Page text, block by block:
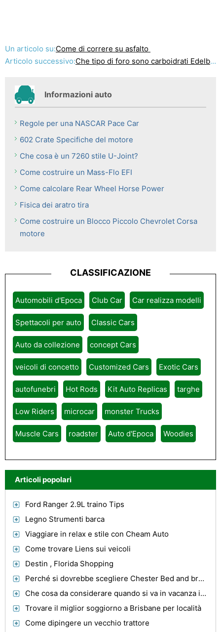
Un articolo su:Come di correre su asfalto
Articolo successivo:Che tipo di foro sono carboidrati Edelbrock?
Informazioni auto
Regole per una NASCAR Pace Car
602 Crate Specifiche del motore
Che cosa è un 7260 stile U-Joint?
Come costruire un Mass-Flo EFI
Come calcolare Rear Wheel Horse Power
Fisica dei aratro tira
Come costruire un Blocco Piccolo Chevrolet Corsa
motore
CLASSIFICAZIONE
Automobili d'Epoca Club Car Car realizza modelli
Spettacoli per auto Classic Cars
Auto da collezione concept Cars
veicoli di concetto Customized Cars Exotic Cars
autofunebri Hot Rods Kit Auto Replicas targhe
Low Riders microcar monster Trucks
Muscle Cars roadster Auto d'Epoca Woodies
Articoli popolari
Ford Ranger 2.9L traino Tips
Legno Strumenti barca
Viaggiare in relax e stile con Cheam Auto
Come trovare Liens sui veicoli
Destin , Florida Shopping
Perché si dovrebbe scegliere Chester Bed and breakfast?
Che cosa da considerare quando si va in vacanza in famiglia
Trovare il miglior soggiorno a Brisbane per località
Come dipingere un vecchio trattore